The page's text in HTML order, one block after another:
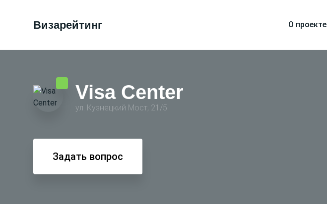
Визарейтинг О проекте
Visa Center
ул. Кузнецкий Мост, 21/5
Задать вопрос